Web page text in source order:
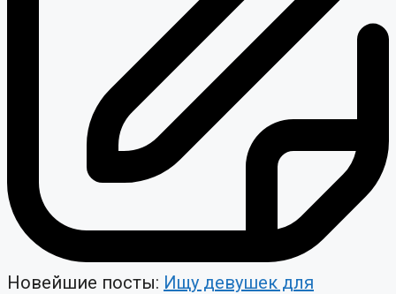
Новейшие посты: Ищу девушек для